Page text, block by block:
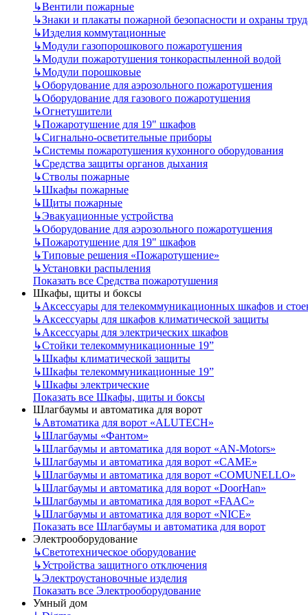
↳Вентили пожарные
↳Знаки и плакаты пожарной безопасности и охраны
↳Изделия коммутационные
↳Модули газопорошкового пожаротушения
↳Модули пожаротушения тонкораспыленной водой
↳Модули порошковые
↳Оборудование для аэрозольного пожаротушения
↳Оборудование для газового пожаротушения
↳Огнетушители
↳Пожаротушение для 19" шкафов
↳Сигнально-осветительные приборы
↳Системы пожаротушения кухонного оборудования
↳Средства защиты органов дыхания
↳Стволы пожарные
↳Шкафы пожарные
↳Щиты пожарные
↳Эвакуационные устройства
↳Оборудование для аэрозольного пожаротушения
↳Пожаротушение для 19" шкафов
↳Типовые решения «Пожаротушение»
↳Установки распыления
Показать все Средства пожаротушения
Шкафы, щиты и боксы
↳Аксессуары для телекоммуникационных шкафов и
↳Аксессуары для шкафов климатической защиты
↳Аксессуары для электрических шкафов
↳Стойки телекоммуникационные 19”
↳Шкафы климатической защиты
↳Шкафы телекоммуникационные 19”
↳Шкафы электрические
Показать все Шкафы, щиты и боксы
Шлагбаумы и автоматика для ворот
↳Автоматика для ворот «ALUTECH»
↳Шлагбаумы «Фантом»
↳Шлагбаумы и автоматика для ворот «AN-Motors»
↳Шлагбаумы и автоматика для ворот «CAME»
↳Шлагбаумы и автоматика для ворот «COMUNELLO»
↳Шлагбаумы и автоматика для ворот «DoorHan»
↳Шлагбаумы и автоматика для ворот «FAAC»
↳Шлагбаумы и автоматика для ворот «NICE»
Показать все Шлагбаумы и автоматика для ворот
Электрооборудование
↳Светотехническое оборудование
↳Устройства защитного отключения
↳Электроустановочные изделия
Показать все Электрооборудование
Умный дом